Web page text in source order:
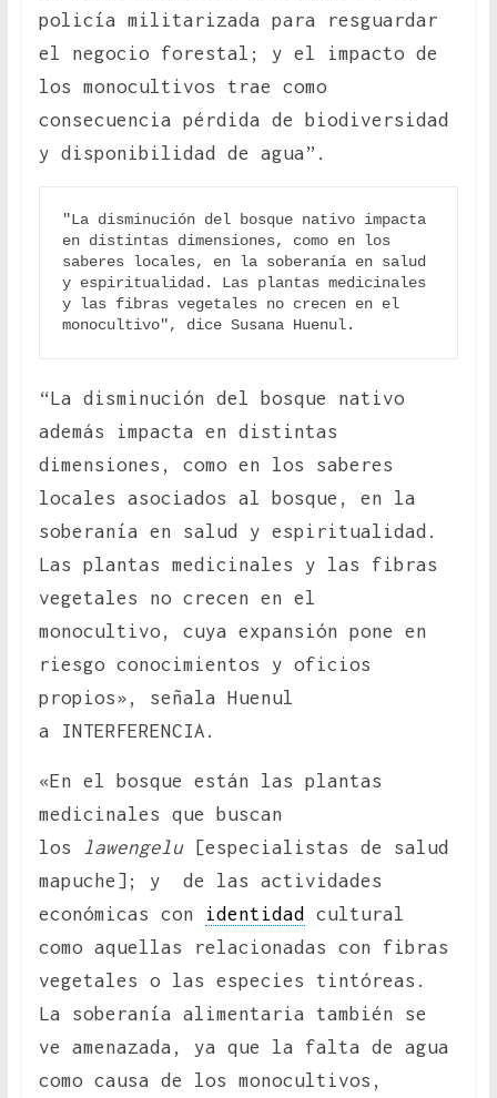
policía militarizada para resguardar
el negocio forestal; y el impacto de
los monocultivos trae como
consecuencia pérdida de biodiversidad
y disponibilidad de agua”.
"La disminución del bosque nativo impacta
en distintas dimensiones, como en los
saberes locales, en la soberanía en salud
y espiritualidad. Las plantas medicinales
y las fibras vegetales no crecen en el
monocultivo", dice Susana Huenul.
“La disminución del bosque nativo
además impacta en distintas
dimensiones, como en los saberes
locales asociados al bosque, en la
soberanía en salud y espiritualidad.
Las plantas medicinales y las fibras
vegetales no crecen en el
monocultivo, cuya expansión pone en
riesgo conocimientos y oficios
propios», señala Huenul
a INTERFERENCIA.
«En el bosque están las plantas
medicinales que buscan
los lawengelu
[especialistas de salud
mapuche]; y de las actividades
económicas con
identidad
cultural
como aquellas relacionadas con fibras
vegetales o las especies tintóreas.
La soberanía alimentaria también se
ve amenazada, ya que la falta de agua
como causa de los monocultivos,